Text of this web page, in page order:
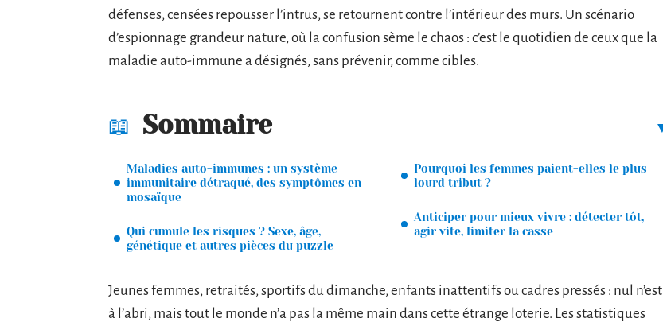
défenses, censées repousser l’intrus, se retournent contre l’intérieur des murs. Un scénario
d’espionnage grandeur nature, où la confusion sème le chaos : c’est le quotidien de ceux que la
maladie auto-immune a désignés, sans prévenir, comme cibles.
Sommaire
Maladies auto-immunes : un système
immunitaire détraqué, des symptômes en
mosaïque
Qui cumule les risques ? Sexe, âge,
génétique et autres pièces du puzzle
Pourquoi les femmes paient-elles le plus
lourd tribut ?
Anticiper pour mieux vivre : détecter tôt,
agir vite, limiter la casse
Jeunes femmes, retraités, sportifs du dimanche, enfants inattentifs ou cadres pressés : nul n’est
à l’abri, mais tout le monde n’a pas la même main dans cette étrange loterie. Les statistiques